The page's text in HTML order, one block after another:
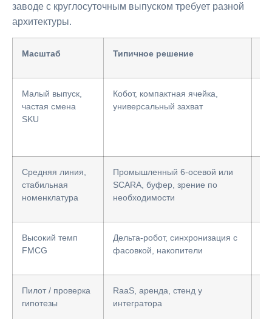
заводе с круглосуточным выпуском требует разной
архитектуры.
Масштаб Типичное решение
Малый выпуск,
частая смена
SKU
Кобот, компактная ячейка,
универсальный захват
Средняя линия,
стабильная
номенклатура
Промышленный 6-осевой или
SCARA, буфер, зрение по
необходимости
Высокий темп
FMCG
Дельта-робот, синхронизация с
фасовкой, накопители
Пилот / проверка
гипотезы
RaaS, аренда, стенд у
интегратора